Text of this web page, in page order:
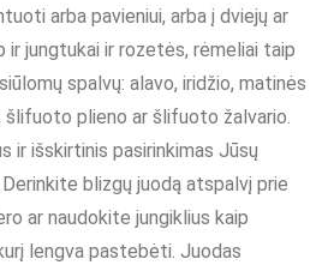
arba pavieniui, arba į dviejų ar
ir jungtukai ir rozetės, rėmeliai taip
spalvų: alavo, iridžio, matinės
šlifuoto plieno ar šlifuoto žalvario.
ir išskirtinis pasirinkimas Jūsų
blizgų juodą atspalvį prie
ar naudokite jungiklius kaip
lengva pastebėti. Juodas